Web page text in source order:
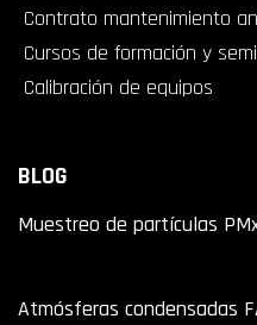
Contrato mantenimiento
Cursos de formación y
Calibración de equipos
BLOG
Muestreo de partículas
Atmósferas condensadas